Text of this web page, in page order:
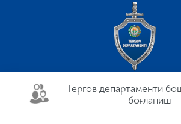
Тергов департaменти
боғланиш